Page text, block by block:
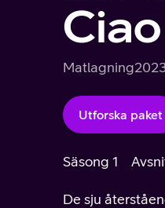
Matlagning
Utforska paket
Säsong 1
De sju